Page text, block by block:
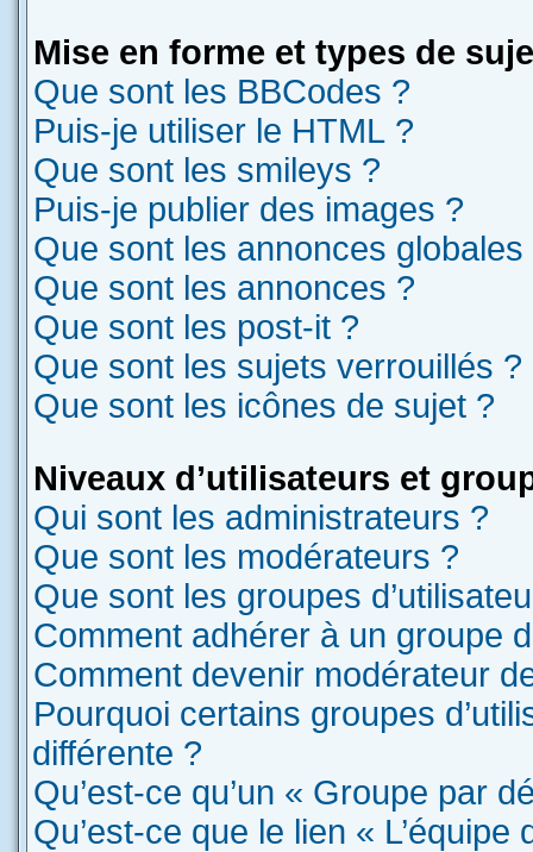
Mise en forme et types de
Que sont les BBCodes ?
Puis-je utiliser le HTML ?
Que sont les smileys ?
Puis-je publier des images ?
Que sont les annonces globales
Que sont les annonces ?
Que sont les post-it ?
Que sont les sujets verrouillés ?
Que sont les icônes de sujet ?
Niveaux d’utilisateurs et
Qui sont les administrateurs ?
Que sont les modérateurs ?
Que sont les groupes
Comment adhérer à un groupe
Comment devenir modérateur
Pourquoi certains groupes
différente ?
Qu’est-ce qu’un « Groupe par
Qu’est-ce que le lien « L’équipe